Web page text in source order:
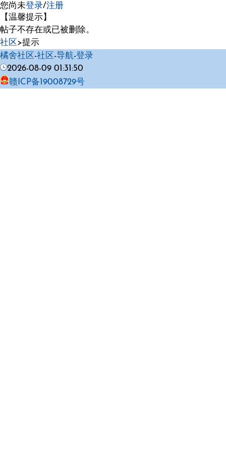
您尚未登录/注册
【温馨提示】
帖子不存在或已被删除。
社区 >提示
橘舍社区 -社区 -导航-登录
2026-08-09 01:31:50
赣ICP备19008729号